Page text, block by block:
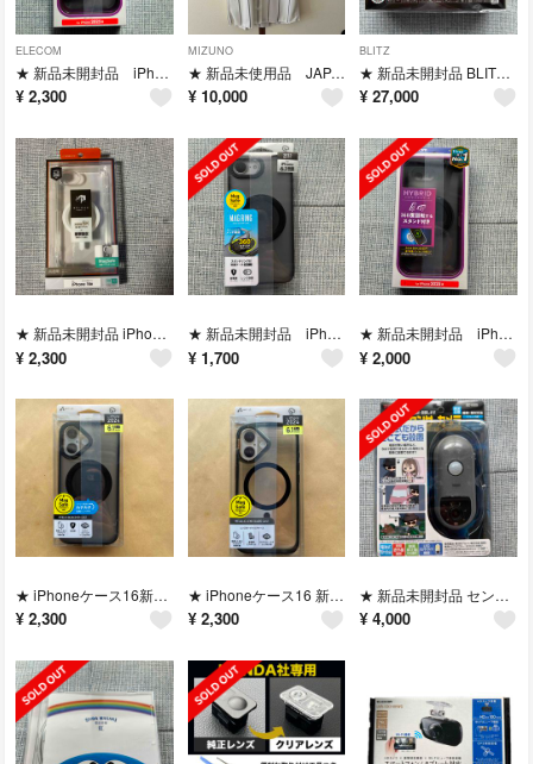
ELECOM
★ 新品未開封品 iPhone16eケース
¥ 2,300
MIZUNO
★ 新品未使用品 JAPAN ユニフォーム
¥ 10,000
BLITZ
★ 新品未開封品 BLITZ TL312R レーダー探知機
¥ 27,000
★ 新品未開封品 iPhone16eケース クリア
¥ 2,300
★ 新品未開封品 iPhone 16eケース
¥ 1,700
★ 新品未開封品 iPhone 16eケース
¥ 2,000
★ iPhoneケース16新品未開封品
¥ 2,300
★ iPhoneケース16 新品未開封品
¥ 2,300
★ 新品未開封品 センサーカメラ録画式
¥ 4,000